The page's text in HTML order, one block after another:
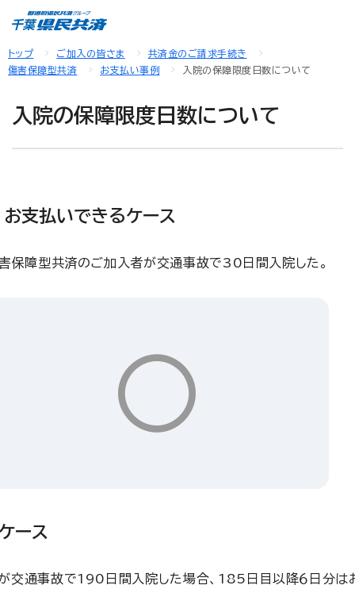
トップ ご加入の皆さま
共済金のご請求手続き
傷害保障型共済
お支払い事例 入院の保障限度日数について
入院の保障限度日数について
お支払いできるケース
保障型共済のご加入者が交通事故で30日間入院した。
〇
ース
交通事故で190日間入院した場合、185日目以降６日分は